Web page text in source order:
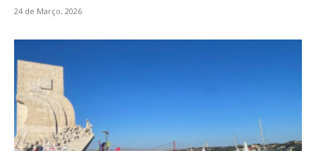
24 de Março, 2026